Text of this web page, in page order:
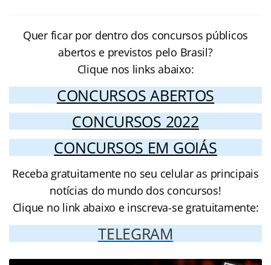
Quer ficar por dentro dos concursos públicos
abertos e previstos pelo Brasil?
Clique nos links abaixo:
CONCURSOS ABERTOS
CONCURSOS 2022
CONCURSOS EM GOIÁS
Receba gratuitamente no seu celular as principais
notícias do mundo dos concursos!
Clique no link abaixo e inscreva-se gratuitamente:
TELEGRAM